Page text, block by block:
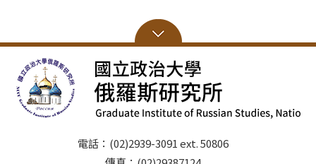
電話：(02)2939-3091 ext. 50806